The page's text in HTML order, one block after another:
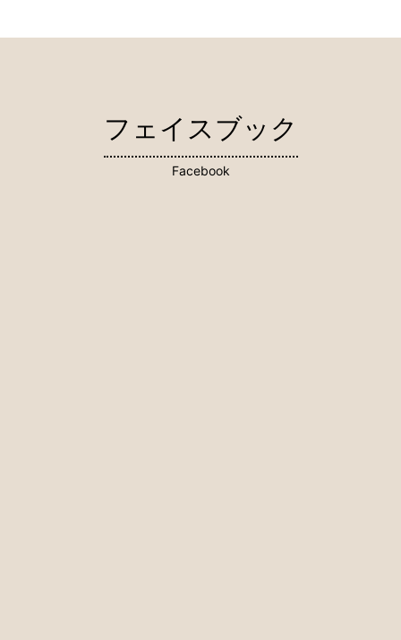
フェイスブック
Facebook